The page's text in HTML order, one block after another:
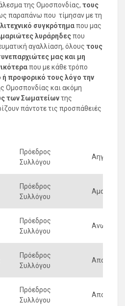
της Ομοσπονδίας, τους
παραπάνω που τίμησαν με τη
συγκρότημαπου μας
λυράρηδεςπου
αγαλλίαση, όλους τους
μας και μη
που με κάθε τρόπο
προφορικό τους λόγο την
Ομοσπονδίας και ακόμη
των Σωματείωντης
πάντοτε τις προσπάθειές
Πρόεδρος
Συλλόγου
Πρόεδρος
Συλλόγου
Πρόεδρος
Συλλόγου
Πρόεδρος
Συλλόγου
Πρόεδρος
Συλλόγου